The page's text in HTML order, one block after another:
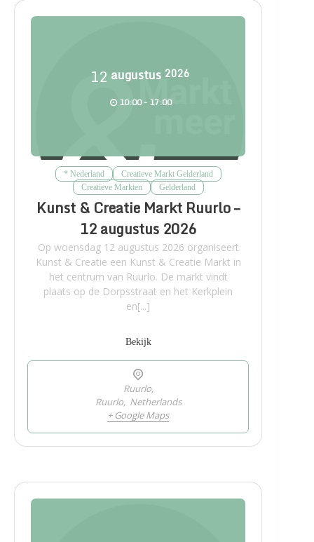
12 augustus 2026
10:00 - 17:00
* Nederland
Creatieve Markt Gelderland
Creatieve Markten
Gelderland
Kunst & Creatie Markt Ruurlo –
12 augustus 2026
Op woensdag 12 augustus 2026 organiseert
Kunst & Creatie een Kunst & Creatie Markt in
het centrum van Ruurlo. De markt vindt
plaats op de Dorpsstraat en het Kerkplein
en[...]
Bekijk
Ruurlo,
Ruurlo, Netherlands
+ Google Maps